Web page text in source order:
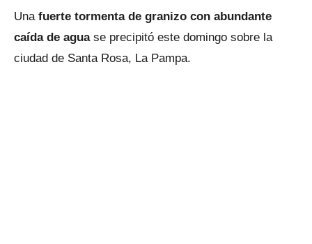
Una fuerte tormenta de granizo con abundante
caída de aguase precipitó este domingo sobre la
ciudad de Santa Rosa, La Pampa.